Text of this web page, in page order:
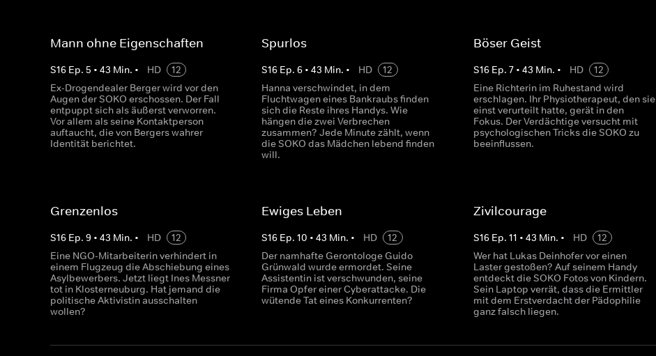
Mann ohne Eigenschaften
S16 Ep. 5 • 43 Min. • HD
12
Ex-Drogendealer Berger wird vor den
Augen der SOKO erschossen. Der Fall
entpuppt sich als äußerst verworren.
Vor allem als seine Kontaktperson
auftaucht, die von Bergers wahrer
Identität berichtet.
Spurlos
S16 Ep.6 •43 Min. • HD
12
Hanna verschwindet, in dem
Fluchtwagen eines Bankraubs finden
sich die Reste ihres Handys. Wie
hängen die zwei Verbrechen
zusammen? Jede Minute zählt, wenn
die SOKO das Mädchen lebend finden
will.
Böser Geist
S16 Ep. 7• 43 Min. • HD
12
Eine Richterin im Ruhestand wird
erschlagen. Ihr Physiotherapeut, den sie
einst verurteilt hatte, gerät in den
Fokus. Der Verdächtige versucht mit
psychologischen Tricks die SOKO zu
beeinflussen.
Grenzenlos
S16 Ep. 9 • 43 Min. • HD
12
Eine NGO-Mitarbeiterin verhindert in
einem Flugzeug die Abschiebung eines
Asylbewerbers. Jetzt liegt Ines Messner
tot in Klosterneuburg. Hat jemand die
politische Aktivistin ausschalten
wollen?
Ewiges Leben
S16 Ep.10 •43 Min. • HD
12
Der namhafte Gerontologe Guido
Grünwald wurde ermordet. Seine
Assistentin ist verschwunden, seine
Firma Opfer einer Cyberattacke. Die
wütende Tat eines Konkurrenten?
Zivilcourage
S16 Ep. 11 • 43 Min. • HD
12
Wer hat Lukas Deinhofer vor einen
Laster gestoßen? Auf seinem Handy
entdeckt die SOKO Fotos von Kindern.
Sein Laptop verrät, dass die Ermittler
mit dem Erstverdacht der Pädophilie
ganz falsch liegen.